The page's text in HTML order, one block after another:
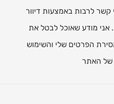
קשר לרבות באמצעות דיוור
אני מודע שאוכל לבטל את
הפרטים שלי והשימוש
האתר